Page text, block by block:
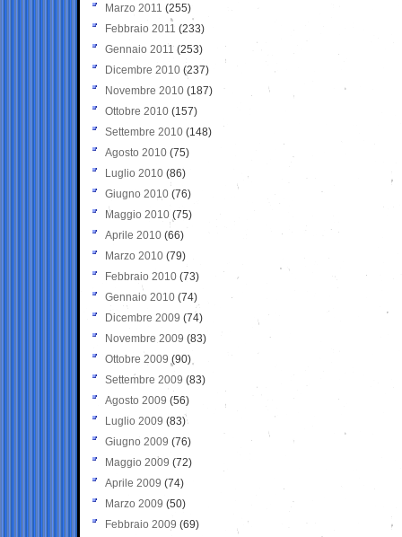
Marzo 2011 (255)
Febbraio 2011 (233)
Gennaio 2011 (253)
Dicembre 2010 (237)
Novembre 2010 (187)
Ottobre 2010 (157)
Settembre 2010 (148)
Agosto 2010 (75)
Luglio 2010 (86)
Giugno 2010 (76)
Maggio 2010 (75)
Aprile 2010 (66)
Marzo 2010 (79)
Febbraio 2010 (73)
Gennaio 2010 (74)
Dicembre 2009 (74)
Novembre 2009 (83)
Ottobre 2009 (90)
Settembre 2009 (83)
Agosto 2009 (56)
Luglio 2009 (83)
Giugno 2009 (76)
Maggio 2009 (72)
Aprile 2009 (74)
Marzo 2009 (50)
Febbraio 2009 (69)